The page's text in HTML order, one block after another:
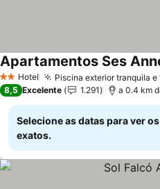
2 Estrelas
Hotel Piscina exterior tranquila
Apartamentos Ses
8,5 Excelente 1.291 a 0.4 km
Selecione as datas para ver
exatos.